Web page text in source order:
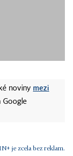
noviny mezi
Google
je zcela bez reklam.